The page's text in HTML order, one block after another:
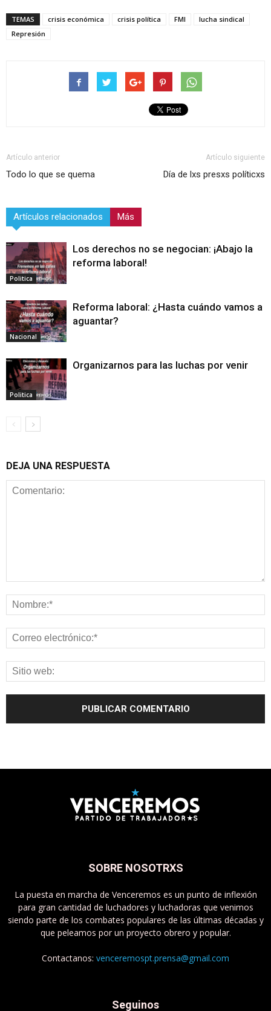
TEMAS crisis económica crisis política FMI
lucha sindical
Represión
Artículo anterior
Todo lo que se quema
Artículo siguiente
Día de lxs presxs políticxs
Artículos relacionados Más
Politica
Los derechos no se negocian: ¡Abajo la
reforma laboral!
Nacional
Reforma laboral: ¿Hasta cuándo vamos a
aguantar?
Politica
Organizarnos para las luchas por venir
DEJA UNA RESPUESTA
SOBRE NOSOTRXS
La puesta en marcha de Venceremos es un punto de inflexión
para gran cantidad de luchadores y luchadoras que venimos
siendo parte de los combates populares de las últimas décadas y
que peleamos por un proyecto obrero y popular.
Contactanos: venceremospt.prensa@gmail.com
Seguinos